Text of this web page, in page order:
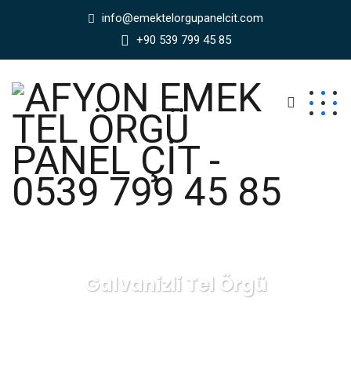
info@emektelorgupanelcit.com
+90 539 799 45 85
Galvanizli Tel Örgü